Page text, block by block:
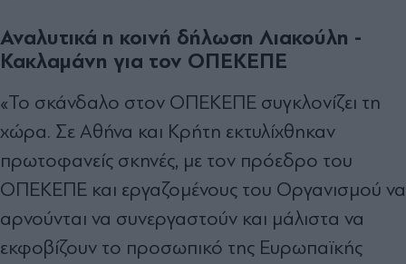
Αναλυτικά η κοινή δήλωση Λιακούλη -
Κακλαμάνη για τον ΟΠΕΚΕΠΕ
«Το σκάνδαλο στον ΟΠΕΚΕΠΕ συγκλονίζει τη
χώρα. Σε Αθήνα και Κρήτη εκτυλίχθηκαν
πρωτοφανείς σκηνές, με τον πρόεδρο του
ΟΠΕΚΕΠΕ και εργαζομένους του Οργανισμού να
αρνούνται να συνεργαστούν και μάλιστα να
εκφοβίζουν το προσωπικό της Ευρωπαϊκής